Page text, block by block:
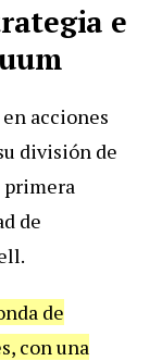
e
acciones
división de
primera
de
de
con una